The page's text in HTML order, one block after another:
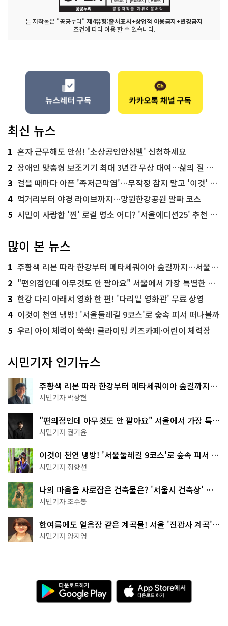
본 저작물은 "공공누리" 제4유형:출처표시+상업적 이용금지+변경금지
조건에 따라 이용 할 수 있습니다.
최신 뉴스
1 혼자 근무해도 안심! '소상공인안심벨' 신청하세요
2 장애인 맞춤형 보조기기 최대 3년간 무상 대여…삶의 질 높인다
3 걸을 때마다 아픈 '족저근막염'…무작정 참지 말고 '이것' 해보세요!
4 먹거리부터 야경 라이브까지…망원한강공원 알짜 코스
5 시민이 사랑한 '찐' 로컬 명소 어디? '서울에디션25' 추천 코스
많이 본 뉴스
1 주황색 리본 따라 한강부터 메타세쿼이아 숲길까지…서울둘레길 15코스
2 "편의점인데 아무것도 안 팔아요" 서울에서 가장 특별한 편의점의 정체
3 한강 다리 아래서 영화 한 편! '다리밑 영화관' 무료 상영
4 이것이 천연 냉방! '서울둘레길 9코스'로 숲속 피서 떠나볼까
5 우리 아이 체력이 쑥쑥! 클라이밍 키즈카페·어린이 체력장
시민기자 인기뉴스
주황색 리본 따라 한강부터 메타세쿼이아 숲길까지…
서울둘레길 15코스
시민기자 박상현
"편의점인데 아무것도 안 팔아요" 서울에서 가장 특별
한 편의점의 정체
시민기자 권기윤
이것이 천연 냉방! '서울둘레길 9코스'로 숲속 피서 떠
나볼까
시민기자 정향선
나의 마음을 사로잡은 건축물은? '서울시 건축상' 수
상작 공개!
시민기자 조수봉
한여름에도 얼음장 같은 계곡물! 서울 '진관사 계곡'이
천국이네~
시민기자 양지영
다
운
로
A
p
p